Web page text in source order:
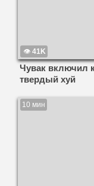
41K
Чувак включил
твердый хуй
10 мин